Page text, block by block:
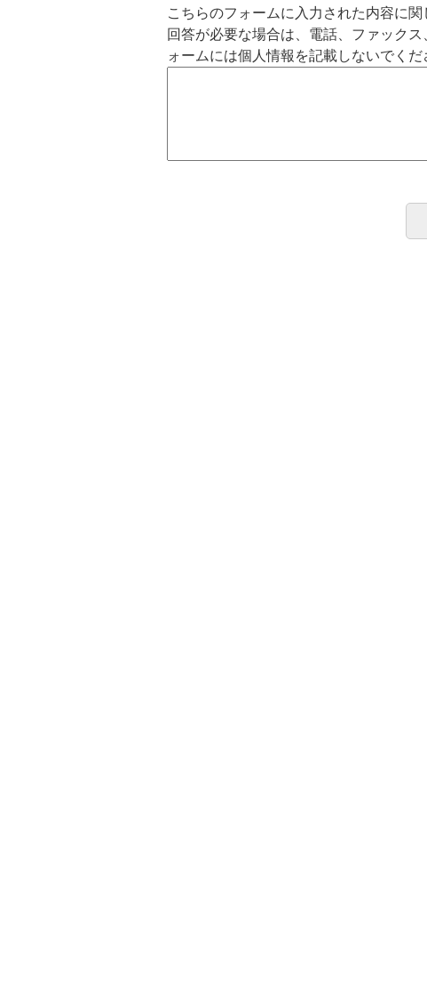
こちらのフォームに入力された内容に関
回答が必要な場合は、電話、ファック
ォームには個人情報を記載しないでくだ